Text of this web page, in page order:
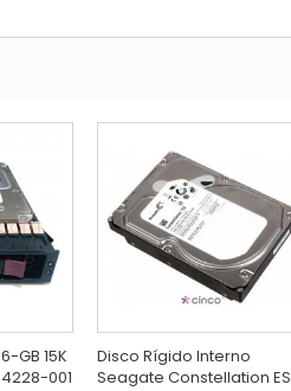
GB 15K
001
Disco Rígido Interno
Seagate Constellation ES